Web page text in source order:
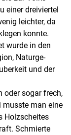
einer dreiviertel
leichter, da
konnte.
wurde in den
Natur­ge­
und der
oder sogar frech,
musste man eine
Holz­scheites
Schmierte